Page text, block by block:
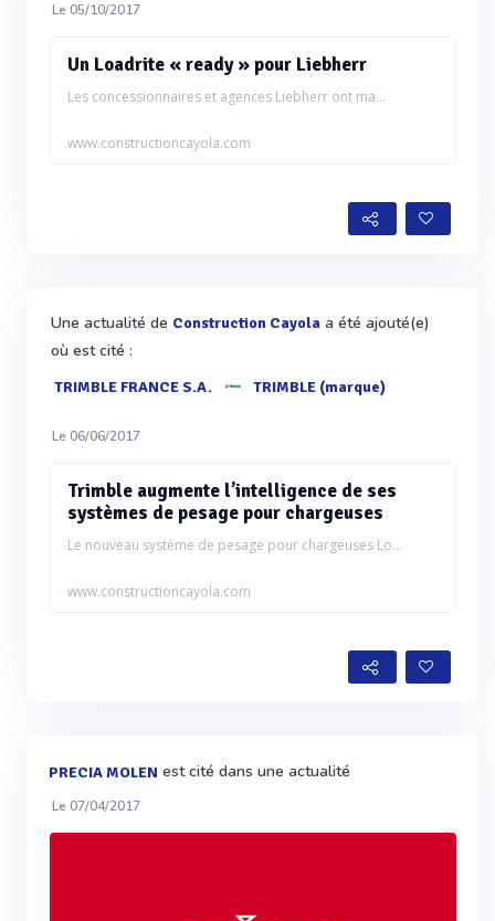
Le 05/10/2017
Un Loadrite « ready » pour Liebherr
Les concessionnaires et agences Liebherr ont ma...
www.constructioncayola.com
Une actualité de Construction Cayola a été ajouté(e)
où est cité :
TRIMBLE FRANCE S.A. TRIMBLE (marque)
Le 06/06/2017
Trimble augmente l’intelligence de ses
systèmes de pesage pour chargeuses
Le nouveau système de pesage pour chargeuses Lo...
www.constructioncayola.com
PRECIA MOLEN est cité dans une actualité
Le 07/04/2017